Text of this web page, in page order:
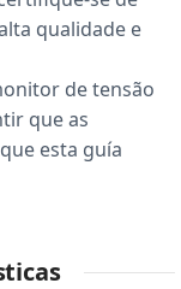
qualidade e
de tensão
que as
esta guía